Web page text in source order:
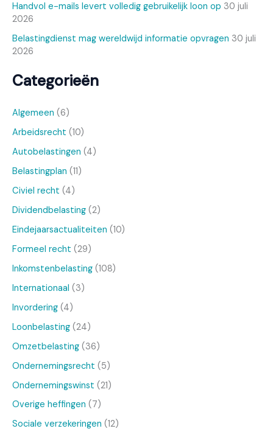
Handvol e-mails levert volledig gebruikelijk loon op 30 juli
2026
Belastingdienst mag wereldwijd informatie opvragen 30 juli
2026
Categorieën
Algemeen (6)
Arbeidsrecht (10)
Autobelastingen (4)
Belastingplan (11)
Civiel recht (4)
Dividendbelasting (2)
Eindejaarsactualiteiten (10)
Formeel recht (29)
Inkomstenbelasting (108)
Internationaal (3)
Invordering (4)
Loonbelasting (24)
Omzetbelasting (36)
Ondernemingsrecht (5)
Ondernemingswinst (21)
Overige heffingen (7)
Sociale verzekeringen (12)